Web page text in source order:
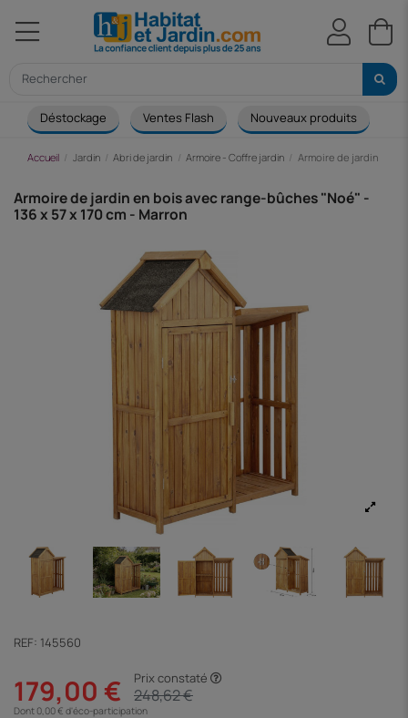
Déstockage Ventes Flash Nouveaux produits
Accueil Jardin Abri de jardin Armoire - Coffre jardin Armoire de jardin en
Armoire de jardin en bois avec range-bûches "Noé" -
136 x 57 x 170 cm - Marron
REF: 145560
179,00 € Prix constaté
248,62 €
Dont 0,00 € d'éco-participation